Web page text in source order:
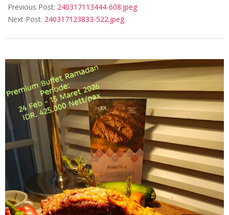
03-
17
Previous Post: 240317113444-608.jpeg
Next Post: 240317123833-522.jpeg